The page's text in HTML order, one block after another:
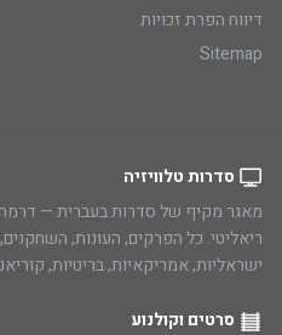
דיווח הפרת זכויות
Sitemap
סדרות טלוויזיה
מאגר מקיף של סדרות בעברית —
ריאליטי. כל הפרקים, העונות,
ישראליות, אמריקאיות, בריטיות,
סרטים וקולנוע